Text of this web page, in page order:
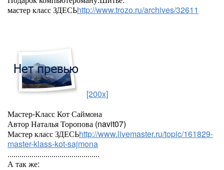
мастер класс ЗДЕСЬhttp://www.trozo.ru/archives/32611
[200x]
Мастер-Класс Кот Саймона
Автор Наталья Торопова (navit07)
Мастер класс ЗДЕСЬhttp://www.livemaster.ru/topic/161829-
master-klass-kot-sajmona
..............................................
А так же: